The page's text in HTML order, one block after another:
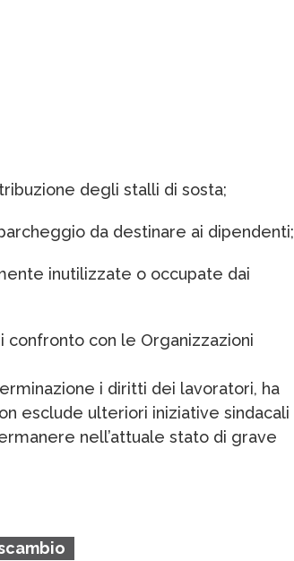
degli stalli di sosta;
da destinare ai dipendenti;
inutilizzate o occupate dai
confronto con le Organizzazioni
i diritti dei lavoratori, ha
esclude ulteriori iniziative sindacali
nell’attuale stato di grave